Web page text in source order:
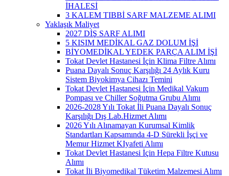
İHALESİ
3 KALEM TIBBİ SARF MALZEME ALIMI
Yaklaşık Maliyet
2027 DİŞ SARF ALIMI
5 KISIM MEDİKAL GAZ DOLUM İŞİ
BİYOMEDİKAL YEDEK PARÇA ALIM İŞİ
Tokat Devlet Hastanesi İçin Klima Filtre Alımı
Puana Dayalı Sonuç Karşılığı 24 Aylık Kuru
Sistem Biyokimya Cihazı Temini
Tokat Devlet Hastanesi İçin Medikal Vakum
Pompası ve Chiller Soğutma Grubu Alımı
2026-2028 Yılı Tokat İli Puana Dayalı Sonuç
Karşılığı Dış Lab.Hizmet Alımı
2026 Yılı Alınamayan Kurumsal Kimlik
Standartları Kapsamında 4-D Sürekli İşçi ve
Memur Hizmet KIyafeti Alımı
Tokat Devlet Hastanesi İçin Hepa Filtre Kutusu
Alımı
Tokat İli Biyomedikal Tüketim Malzemesi Alımı